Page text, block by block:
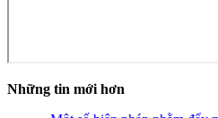
Những tin mới hơn